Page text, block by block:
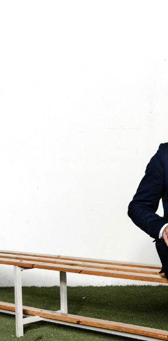
de 2023, 15:48
más importantes del
vuelven a
de febrero, a partir de las
Best FIFA Football Awards
porJosep Pedrerol.